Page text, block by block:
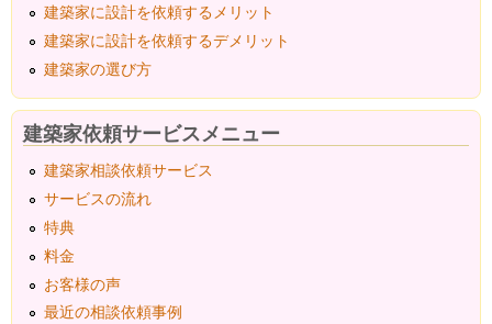
建築家に設計を依頼するメリット
建築家に設計を依頼するデメリット
建築家の選び方
建築家依頼サービスメニュー
建築家相談依頼サービス
サービスの流れ
特典
料金
お客様の声
最近の相談依頼事例